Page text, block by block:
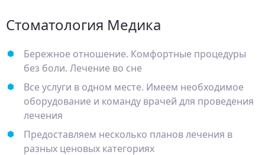
Стоматология Медика
Бережное отношение. Комфортные процедуры
без боли. Лечение во сне
Все услуги в одном месте. Имеем необходимое
оборудование и команду врачей для проведения
лечения
Предоставляем несколько планов лечения в
разных ценовых категориях